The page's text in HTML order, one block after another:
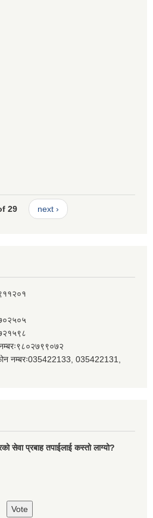
29 next ›
नम्बरः035422133, 035422131,
सेवा प्रबाह तपाईलाई कस्तो लाग्यो?